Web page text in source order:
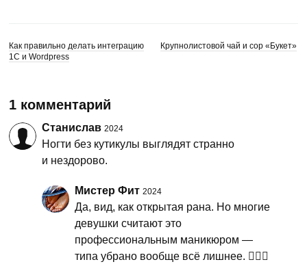
Как правильно делать интеграцию
1С и Wordpress
Крупнолистовой чай и сор «Букет»
1 комментарий
Станислав 2024
Ногти без кутикулы выглядят странно
и нездорово.
Мистер Фит 2024
Да, вид, как открытая рана. Но многие
девушки считают это
профессиональным маникюром —
типа убрано вообще всё лишнее. 🤦🏻‍♂️